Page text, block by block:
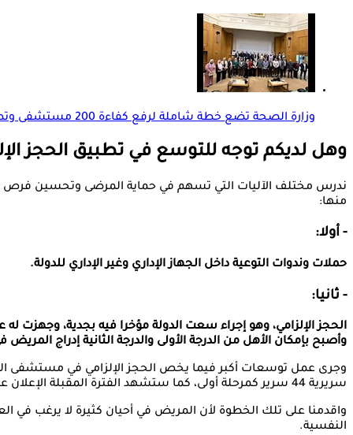
وزارة الصحة تضع خطة شاملة لرفع كفاءة 200 مستشفى وتطوير الخدمات الطبية
وهل لديكم توجه للتوسع في تطبيق الحجز
ندرس مختلف الآليات التي تسهم في حماية المرضى وتحسين فرص
منها:
- أولا:
حملات وندوات التوعية داخل الجهاز الإداري وغير الإداري للدولة.
- ثانيا:
الحجز الإلزامي، وهو إجراء سعت الدولة مؤخرا فيه بجدية، وجهزت
وأصبح بإمكان الأهل من الدرجة الأولى والدرجة الثانية إدراج
وجرى عمل توسعات أكبر فيما يخص الحجز الإلزامي في مستشفى
سريرية 44 سرير كمرحلة أولى، كما ستشهد الفترة المقبلة الإعلان عن أماكن جديدة لتقديم خدمة الحجز الإلزامي فيها.
واقدمنا على تلك الخطوة لأن المريض في أحيان كثيرة لا يرغب في
النفسية.